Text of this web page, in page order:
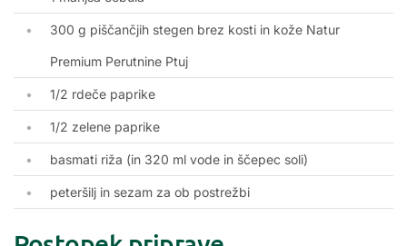
300 g piščančjih stegen brez kosti in kože Natur
Premium Perutnine Ptuj
1/2 rdeče paprike
1/2 zelene paprike
basmati riža (in 320 ml vode in ščepec soli)
peteršilj in sezam za ob postrežbi